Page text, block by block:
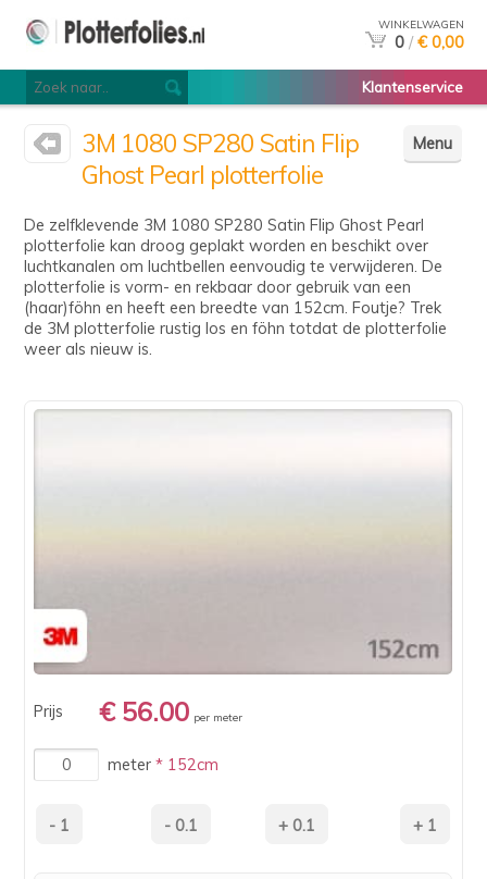
WINKELWAGEN
0 / € 0,00
Klantenservice
Menu
3M 1080 SP280 Satin Flip
Ghost Pearl plotterfolie
De zelfklevende 3M 1080 SP280 Satin Flip Ghost Pearl
plotterfolie kan droog geplakt worden en beschikt over
luchtkanalen om luchtbellen eenvoudig te verwijderen. De
plotterfolie is vorm- en rekbaar door gebruik van een
(haar)föhn en heeft een breedte van 152cm. Foutje? Trek
de 3M plotterfolie rustig los en föhn totdat de plotterfolie
weer als nieuw is.
Prijs € 56.00 per meter
meter* 152cm